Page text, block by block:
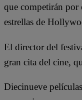
que competirán por
estrellas de
El director del
gran cita del cine,
Diecinueve